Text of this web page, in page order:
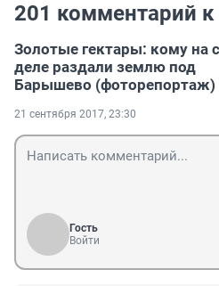
201 комментарий
Золотые гектары: кому на
деле раздали землю под
Барышево (фоторепортаж)
21 сентября 2017, 23:30
Гость
Войти